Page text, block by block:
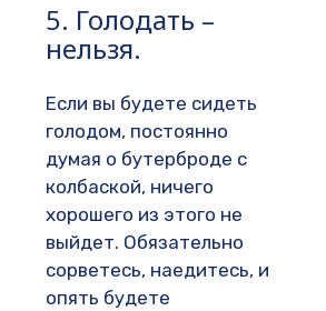
5. Голодать –
нельзя.
Если вы будете сидеть
голодом, постоянно
думая о бутерброде с
колбаской, ничего
хорошего из этого не
выйдет. Обязательно
сорветесь, наедитесь, и
опять будете